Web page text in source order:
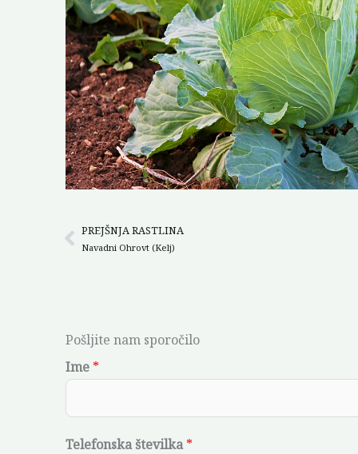
Prev
PREJŠNJA RASTLINA
Navadni Ohrovt (Kelj)
Pošljite nam sporočilo
Ime *
Telefonska številka*